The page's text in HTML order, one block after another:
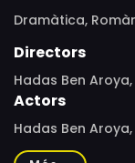
Dramàtica,
Directors
Hadas Ben
Actors
Hadas Ben
Netser Charitt,